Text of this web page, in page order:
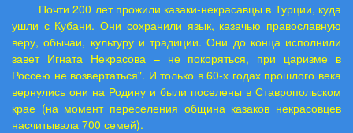
Почти 200 лет прожили казаки-некрасавцы в Турции, куда
ушли с Кубани. Они сохранили язык, казачью православную
веру, обычаи, культуру и традиции. Они до конца исполнили
завет Игната Некрасова – не покоряться, при царизме в
Россею не возвертаться". И только в 60-х годах прошлого века
вернулись они на Родину и были поселены в Ставропольском
крае (на момент переселения община казаков некрасовцев
насчитывала 700 семей).